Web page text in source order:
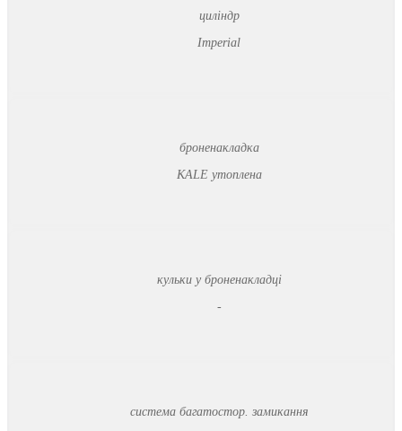
циліндр
Imperial
броненакладка
KALE утоплена
кульки у броненакладці
-
система багатостор. замикання